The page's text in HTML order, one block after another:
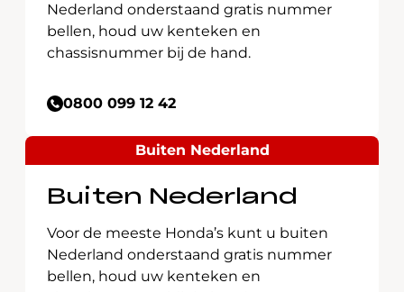
Nederland onderstaand gratis nummer
bellen, houd uw kenteken en
chassisnummer bij de hand.
0800 099 12 42
Buiten Nederland
Buiten Nederland
Voor de meeste Honda’s kunt u buiten
Nederland onderstaand gratis nummer
bellen, houd uw kenteken en